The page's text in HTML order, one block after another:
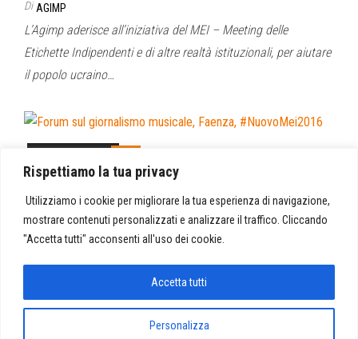
Rispettiamo la tua privacy
Utilizziamo i cookie per migliorare la tua esperienza di navigazione,
mostrare contenuti personalizzati e analizzare il traffico. Cliccando
"Accetta tutti" acconsenti all'uso dei cookie.
Personalizza
Accetta tutti
Di AGIMP
L’Agimp aderisce all’iniziativa del MEI – Meeting delle
Etichette Indipendenti e di altre realtà istituzionali, per aiutare
il popolo ucraino…
Forum sul giornalismo musicale,
Faenza, #NuovoMei2016
Di
GIORNALISMO) -Che cosa significa…